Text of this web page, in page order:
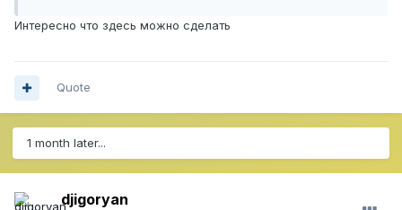
Пожалуйста, войдите или зарегистрируйтесь
Интересно что здесь можно сделать
Quote
1 month later...
djigoryan